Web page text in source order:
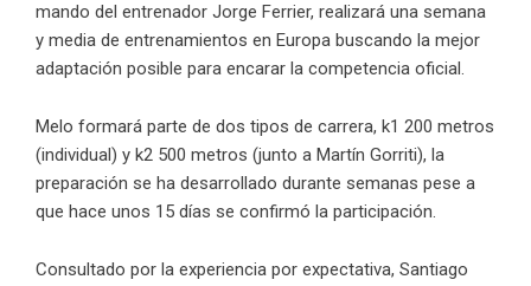
mando del entrenador Jorge Ferrier, realizará una semana
y media de entrenamientos en Europa buscando la mejor
adaptación posible para encarar la competencia oficial.
Melo formará parte de dos tipos de carrera, k1 200 metros
(individual) y k2 500 metros (junto a Martín Gorriti), la
preparación se ha desarrollado durante semanas pese a
que hace unos 15 días se confirmó la participación.
Consultado por la experiencia por expectativa, Santiago